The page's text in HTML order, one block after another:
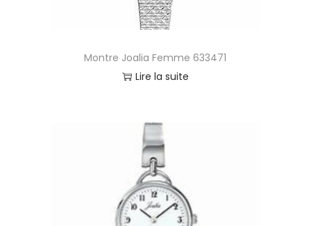
Montre Joalia Femme 633471
Lire la suite